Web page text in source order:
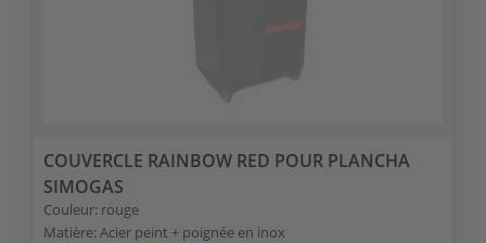
COUVERCLE RAINBOW RED POUR PLANCHA
SIMOGAS
Couleur: rouge
Matière: Acier peint + poignée en inox